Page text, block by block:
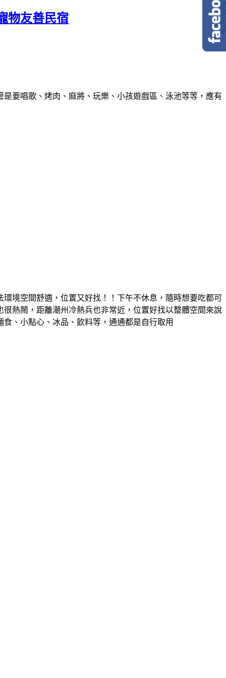
物友善民宿
要唱歌、烤肉、麻將、玩樂、小孩遊戲區、泳池等等，應有
境空間舒適，位置又好找！！下午不休息，隨時想要吃都可
熱鬧，距離潮州冷熱兵也非常近，位置好找以整體空間來說
、小點心、冰品、飲料等，通通都是自行取用